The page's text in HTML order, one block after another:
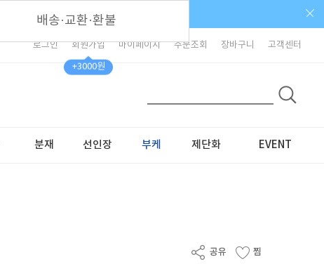
로그인 회원가입
+3000원
마이페이지 주문조회 장바구니 고객센터
분재 선인장 부케 제단화 EVENT
배송·교환·환불